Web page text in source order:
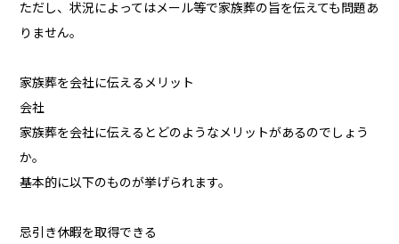
ただし、状況によってはメール等で家族葬の旨を伝えても問題あ
りません。
家族葬を会社に伝えるメリット
会社
家族葬を会社に伝えるとどのようなメリットがあるのでしょう
か。
基本的に以下のものが挙げられます。
忌引き休暇を取得できる